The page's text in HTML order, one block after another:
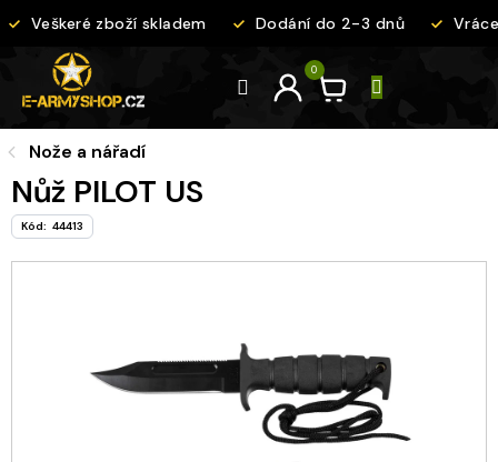
na
Veškeré zboží skladem Dodání do 2-3 dnů
Nože a nářadí
Nůž PILOT US
Kód: 44413